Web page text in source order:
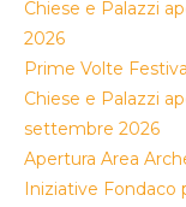
Chiese e Palazzi
2026
Prime Volte
Chiese e Palazzi
settembre 2026
Apertura Area
Iniziative Fondaco